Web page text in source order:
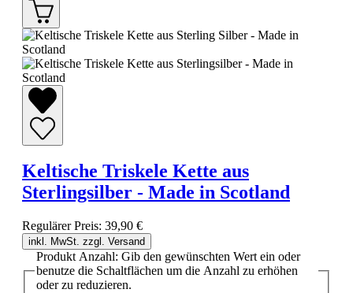
Keltische Triskele Kette aus
Sterlingsilber - Made in Scotland
Regulärer Preis: 39,90 €
inkl. MwSt. zzgl. Versand
Produkt Anzahl: Gib den gewünschten Wert ein oder
benutze die Schaltflächen um die Anzahl zu erhöhen
oder zu reduzieren.